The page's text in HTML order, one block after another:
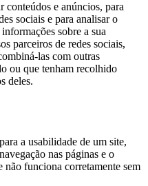
conteúdos e anúncios, para
sociais e para analisar o
sobre a sua
parceiros de redes sociais,
las com outras
ou que tenham recolhido
deles.
a usabilidade de um site,
nas páginas e o
não funciona corretamente sem